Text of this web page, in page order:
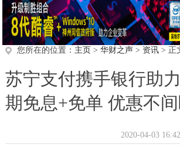
您所在的位置： 主页 > 华财之声> 资讯> 正
苏宁支付携手银行助
期免息+免单 优惠不
2020-04-03